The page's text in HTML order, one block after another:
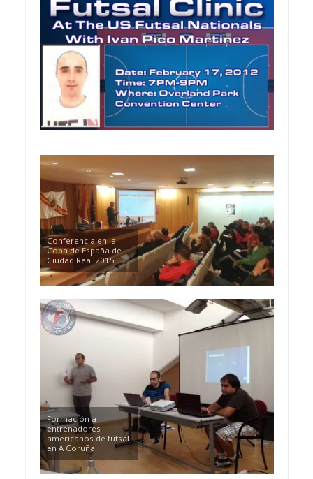
Conferencia en la
Copa de España de
Ciudad Real 2015
Formación a
entrenadores
americanos de futsal
en A Coruña.